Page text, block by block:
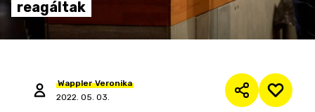
reagáltak
Wappler Veronika
2022. 05. 03.